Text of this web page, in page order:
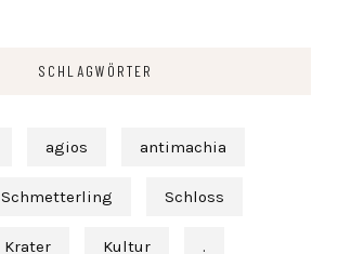
SCHLAGWÖRTER
agios antimachia
Schmetterling Schloss
Krater Kultur .